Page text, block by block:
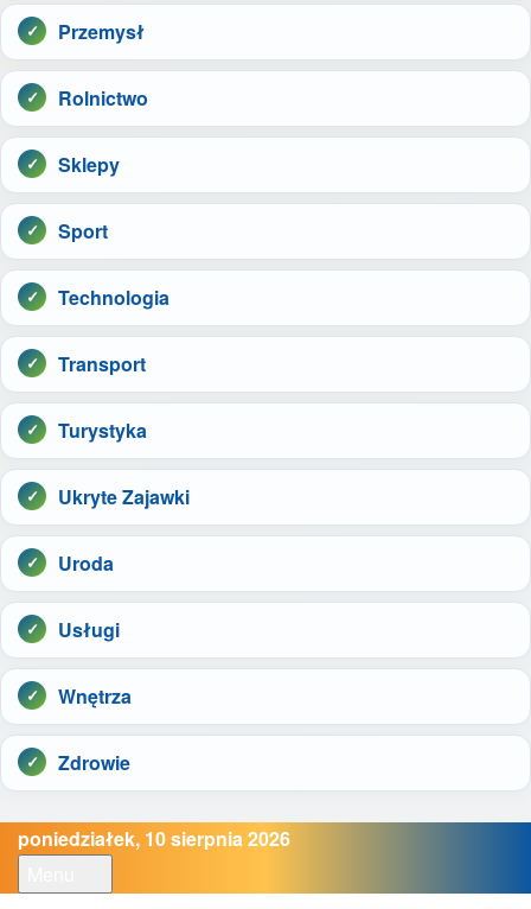
Przemysł
Rolnictwo
Sklepy
Sport
Technologia
Transport
Turystyka
Ukryte Zajawki
Uroda
Usługi
Wnętrza
Zdrowie
poniedziałek, 10 sierpnia 2026